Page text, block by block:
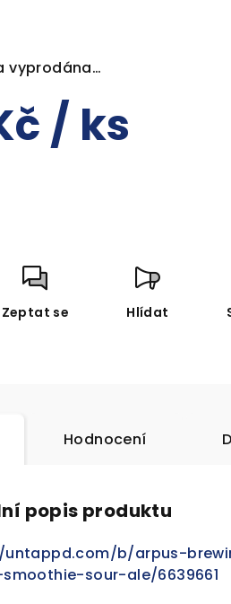
vyprodána…
/ ks
Zeptat se Hlídat
Hodnocení
popis produktu
b/arpus-
sour-ale/6639661